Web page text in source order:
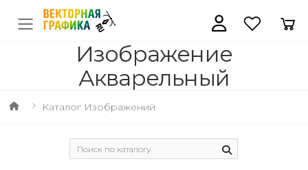
Изображение
Акварельный
Каталог Изображений